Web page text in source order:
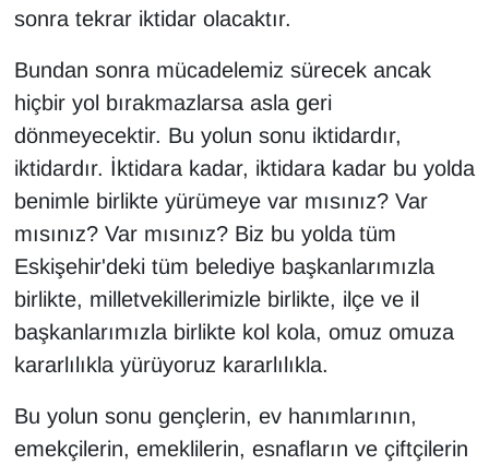
sonra tekrar iktidar olacaktır.
Bundan sonra mücadelemiz sürecek ancak
hiçbir yol bırakmazlarsa asla geri
dönmeyecektir. Bu yolun sonu iktidardır,
iktidardır. İktidara kadar, iktidara kadar bu yolda
benimle birlikte yürümeye var mısınız? Var
mısınız? Var mısınız? Biz bu yolda tüm
Eskişehir'deki tüm belediye başkanlarımızla
birlikte, milletvekillerimizle birlikte, ilçe ve il
başkanlarımızla birlikte kol kola, omuz omuza
kararlılıkla yürüyoruz kararlılıkla.
Bu yolun sonu gençlerin, ev hanımlarının,
emekçilerin, emeklilerin, esnafların ve çiftçilerin